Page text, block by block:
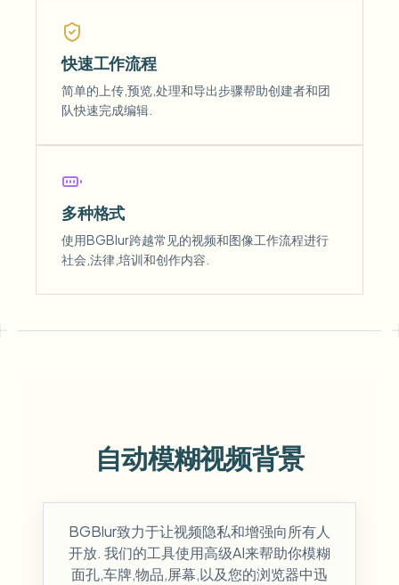
快速工作流程
简单的上传,预览,处理和导出步骤帮助创建者和团
队快速完成编辑.
多种格式
使用BGBlur跨越常见的视频和图像工作流程进行
社会,法律,培训和创作内容.
自动模糊视频背景
BGBlur致力于让视频隐私和增强向所有人
开放. 我们的工具使用高级AI来帮助你模糊
面孔,车牌,物品,屏幕,以及您的浏览器中迅